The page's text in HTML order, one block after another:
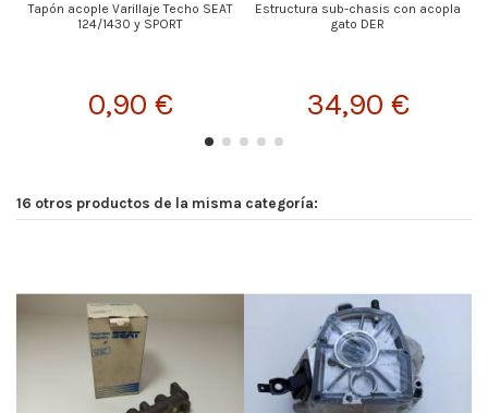
Tapón acople Varillaje Techo SEAT
124/1430 y SPORT
0,90 €
Estructura sub-chasis con acopla
gato DER
34,90 €
16 otros productos de la misma categoría: